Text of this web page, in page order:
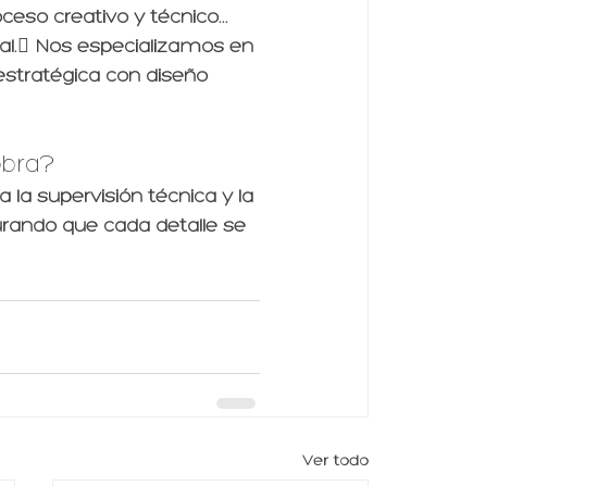
creativo y técnico...
Nos especializamos en
con diseño
la supervisión técnica y la
que cada detalle se
Ver todo